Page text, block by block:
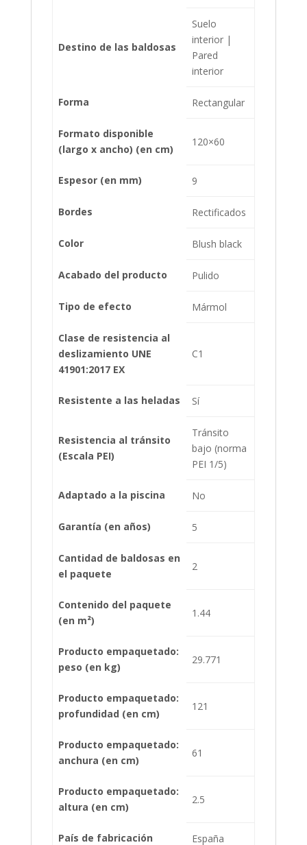
Destino de las baldosas
Suelo
interior |
Pared
interior
Forma Rectangular
Formato disponible
(largo x ancho) (en cm)
120×60
Espesor (en mm) 9
Bordes Rectificados
Color Blush black
Acabado del producto Pulido
Tipo de efecto Mármol
Clase de resistencia al
deslizamiento UNE
41901:2017 EX
C1
Resistente a las heladas Sí
Resistencia al tránsito
(Escala PEI)
Tránsito
bajo (norma
PEI 1/5)
Adaptado a la piscina No
Garantía (en años) 5
Cantidad de baldosas en
el paquete
2
Contenido del paquete
(en m²)
1.44
Producto empaquetado:
peso (en kg)
29.771
Producto empaquetado:
profundidad (en cm)
121
Producto empaquetado:
anchura (en cm)
61
Producto empaquetado:
altura (en cm)
2.5
País de fabricación España